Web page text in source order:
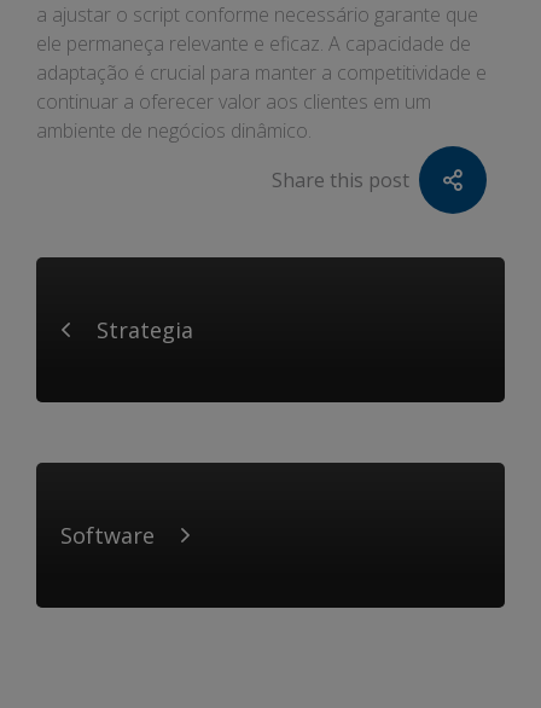
a ajustar o script conforme necessário garante que
ele permaneça relevante e eficaz. A capacidade de
adaptação é crucial para manter a competitividade e
continuar a oferecer valor aos clientes em um
ambiente de negócios dinâmico.
Share this post
Strategia
Software